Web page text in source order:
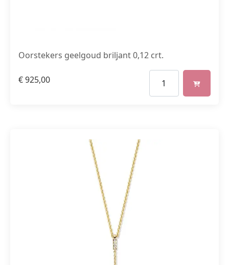
Oorstekers geelgoud briljant 0,12 crt.
€925,00